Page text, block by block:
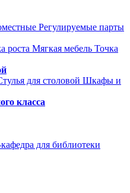
Регулируемые парты
роста Мягкая мебель Точка
для столовой Шкафы и
класса
для библиотеки